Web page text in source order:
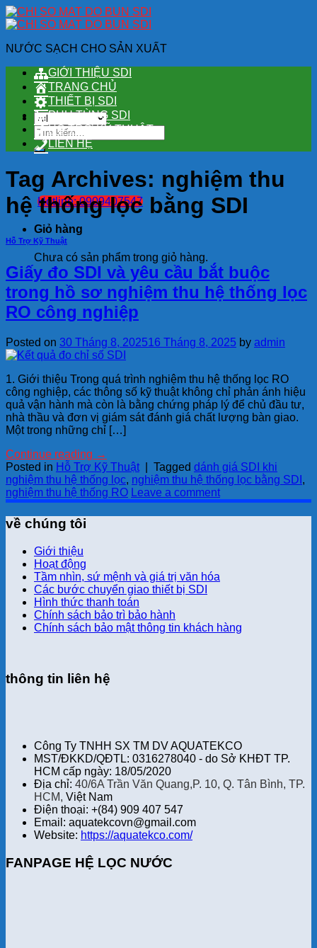
Skip
to
NƯỚC SẠCH CHO SẢN XUẤT
Tìm
kiếm:
Hotline: 0909407547
Giỏ hàng
Chưa có sản phẩm trong giỏ hàng.
GIỚI THIỆU SDI
TRANG CHỦ
THIẾT BỊ SDI
PHỤ TÙNG SDI
HỖ TRỢ KỸ THUẬT
LIÊN HỆ
Tag Archives: nghiệm thu
hệ thống lọc bằng SDI
Hỗ Trợ Kỹ Thuật
Giấy đo SDI và yêu cầu bắt buộc
trong hồ sơ nghiệm thu hệ thống lọc
RO công nghiệp
Posted on 30 Tháng 8, 202516 Tháng 8, 2025 by admin
1. Giới thiệu Trong quá trình nghiệm thu hệ thống lọc RO
công nghiệp, các thông số kỹ thuật không chỉ phản ánh hiệu
quả vận hành mà còn là bằng chứng pháp lý để chủ đầu tư,
nhà thầu và đơn vị giám sát đánh giá chất lượng bàn giao.
Một trong những chỉ […]
Continue reading →
Posted in Hỗ Trợ Kỹ Thuật Tagged dánh giá SDI khi
nghiệm thu hệ thống lọc, nghiệm thu hệ thống lọc bằng SDI ,
nghiệm thu hệ thống RO Leave a comment
về chúng tôi
Giới thiệu
Hoạt động
Tầm nhìn, sứ mệnh và giá trị văn hóa
Các bước chuyển giao thiết bị SDI
Hình thức thanh toán
Chính sách bảo trì bảo hành
Chính sách bảo mật thông tin khách hàng
thông tin liên hệ
Công Ty TNHH SX TM DV AQUATEKCO
MST/ĐKKD/QĐTL: 0316278040 - do Sở KHĐT TP.
HCM cấp ngày: 18/05/2020
Địa chỉ: 40/6A Trần Văn Quang,P. 10, Q. Tân Bình, TP.
HCM, Việt Nam
Điện thoại: +(84) 909 407 547
Email: aquatekcovn@gmail.com
Website: https://aquatekco.com/
FANPAGE HỆ LỌC NƯỚC